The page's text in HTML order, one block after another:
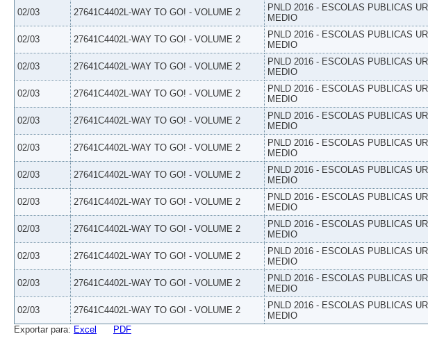
02/03 27641C4402L-WAY TO GO! - VOLUME 2
PNLD 2016 - ESCOLAS PUBLICAS
MEDIO
02/03 27641C4402L-WAY TO GO! - VOLUME 2
PNLD 2016 - ESCOLAS PUBLICAS
MEDIO
02/03 27641C4402L-WAY TO GO! - VOLUME 2
PNLD 2016 - ESCOLAS PUBLICAS
MEDIO
02/03 27641C4402L-WAY TO GO! - VOLUME 2
PNLD 2016 - ESCOLAS PUBLICAS
MEDIO
02/03 27641C4402L-WAY TO GO! - VOLUME 2
PNLD 2016 - ESCOLAS PUBLICAS
MEDIO
02/03 27641C4402L-WAY TO GO! - VOLUME 2
PNLD 2016 - ESCOLAS PUBLICAS
MEDIO
02/03 27641C4402L-WAY TO GO! - VOLUME 2
PNLD 2016 - ESCOLAS PUBLICAS
MEDIO
02/03 27641C4402L-WAY TO GO! - VOLUME 2
PNLD 2016 - ESCOLAS PUBLICAS
MEDIO
02/03 27641C4402L-WAY TO GO! - VOLUME 2
PNLD 2016 - ESCOLAS PUBLICAS
MEDIO
02/03 27641C4402L-WAY TO GO! - VOLUME 2
PNLD 2016 - ESCOLAS PUBLICAS
MEDIO
02/03 27641C4402L-WAY TO GO! - VOLUME 2
PNLD 2016 - ESCOLAS PUBLICAS
MEDIO
02/03 27641C4402L-WAY TO GO! - VOLUME 2
PNLD 2016 - ESCOLAS PUBLICAS
MEDIO
Exportar para: Excel PDF